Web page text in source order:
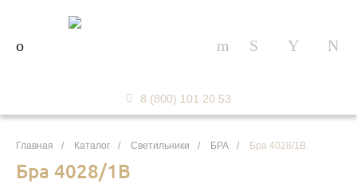
8 (800) 101 20 53
Главная / Каталог / Светильники / БРА / Бра 4028/1B
Бра 4028/1B